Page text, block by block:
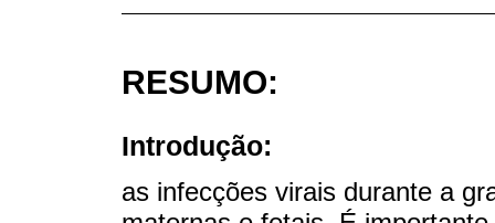
RESUMO:
Introdução:
as infecções virais durante a